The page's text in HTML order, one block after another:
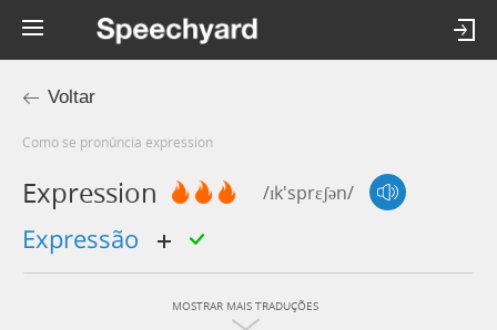
Voltar
Como se pronúncia expression
Expression /ɪk'sprɛʃən/
expressão
MOSTRAR MAIS TRADUÇÕES